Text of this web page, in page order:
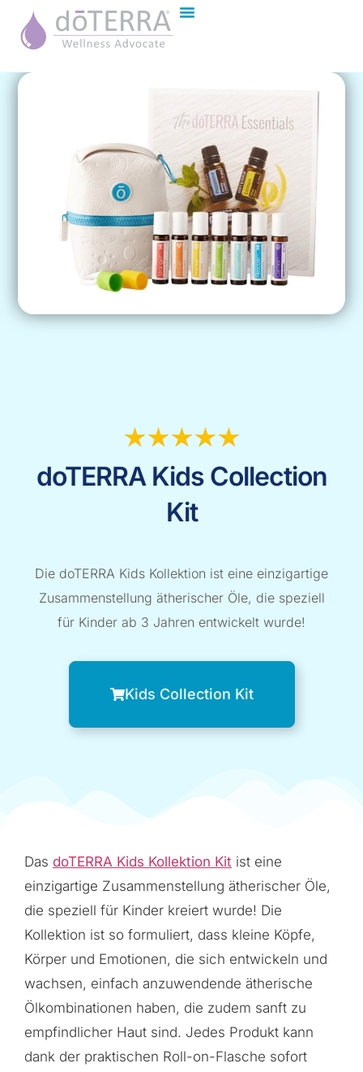
doTERRA Kids Collection
Kit
Die doTERRA Kids Kollektion ist eine einzigartige
Zusammenstellung ätherischer Öle, die speziell
für Kinder ab 3 Jahren entwickelt wurde!
Kids Collection Kit
Das doTERRA Kids Kollektion Kit ist eine
einzigartige Zusammenstellung ätherischer Öle,
die speziell für Kinder kreiert wurde! Die
Kollektion ist so formuliert, dass kleine Köpfe,
Körper und Emotionen, die sich entwickeln und
wachsen, einfach anzuwendende ätherische
Ölkombinationen haben, die zudem sanft zu
empfindlicher Haut sind. Jedes Produkt kann
dank der praktischen Roll-on-Flasche sofort